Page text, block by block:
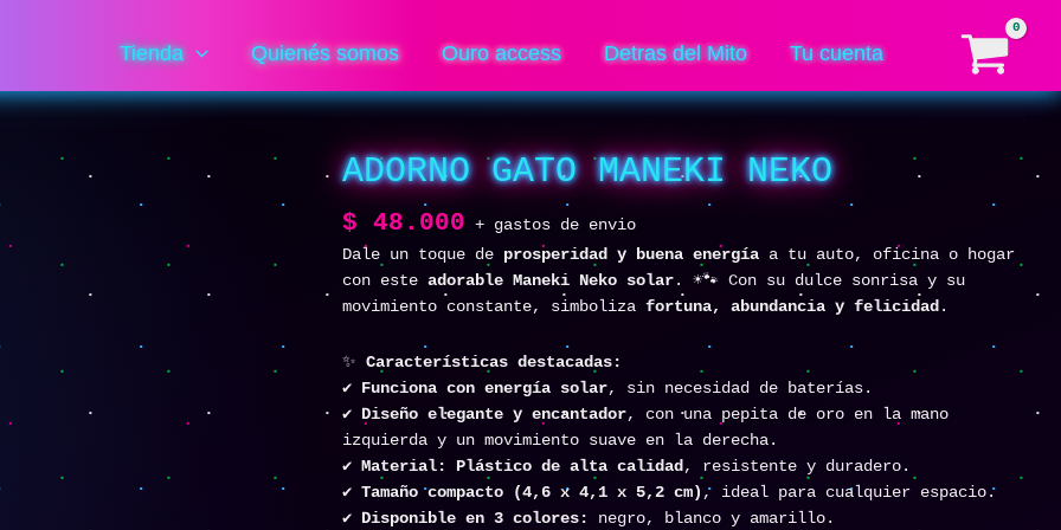
Tienda Quienés somos Ouro access Detras del Mito Tu cuenta
ADORNO GATO MANEKI NEKO
$ 48.000 + gastos de envio
Dale un toque de prosperidad y buena energíaa tu auto, oficina o hogar
con este adorable Maneki Neko solar. ☀️🐾 Con su dulce sonrisa y su
movimiento constante, simboliza fortuna, abundancia y felicidad .
✨ Características destacadas:
✔ Funciona con energía solar, sin necesidad de baterías.
✔ Diseño elegante y encantador, con una pepita de oro en la mano
izquierda y un movimiento suave en la derecha.
✔ Material: Plástico de alta calidad , resistente y duradero.
✔ Tamaño compacto (4,6 x 4,1 x 5,2 cm) , ideal para cualquier espacio.
✔ Disponible en 3 colores:
negro, blanco y amarillo.